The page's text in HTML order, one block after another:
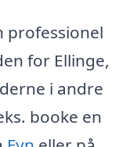
professionel
for Ellinge,
i andre
booke en